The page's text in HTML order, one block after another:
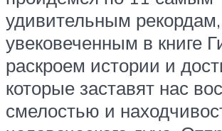
удивительным рекордам,
увековеченным в книге
раскроем истории и
которые заставят нас
смелостью и